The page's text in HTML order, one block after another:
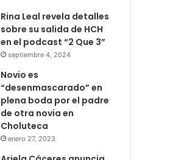
Rina Leal revela detalles
sobre su salida de HCH
en el podcast “2 Que 3”
septiembre 4, 2024
Novio es
“desenmascarado” en
plena boda por el padre
de otra novia en
Choluteca
enero 27, 2023